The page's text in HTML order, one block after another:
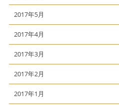
2017年5月
2017年4月
2017年3月
2017年2月
2017年1月